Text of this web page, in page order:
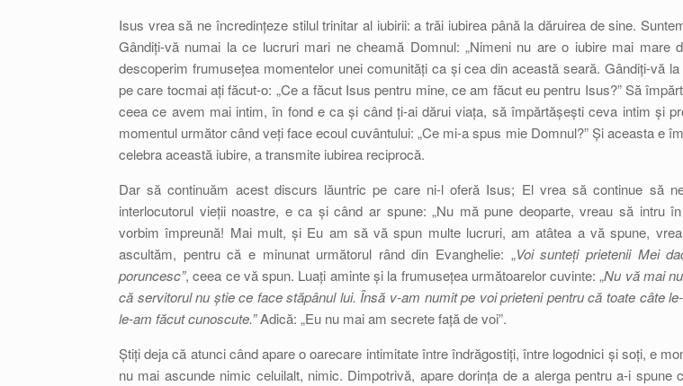
Isus vrea să ne încredințeze stilul trinitar al iubirii: a trăi iubirea până la dăruirea de sine.
Gândiți-vă numai la ce lucruri mari ne cheamă Domnul: „Nimeni nu are o iubire mai mare
descoperim frumusețea momentelor unei comunități ca și cea din această seară. Gândiți-vă
pe care tocmai ați făcut-o: „Ce a făcut Isus pentru mine, ce am făcut eu pentru Isus?” Să
ceea ce avem mai intim, în fond e ca și când ți-ai dărui viața, să împărtășești ceva intim și
momentul următor când veți face ecoul cuvântului: „Ce mi-a spus mie Domnul?” Și aceasta e
celebra această iubire, a transmite iubirea reciprocă.
Dar să continuăm acest discurs lăuntric pe care ni-l oferă Isus; El vrea să continue să
interlocutorul vieții noastre, e ca și când ar spune: „Nu mă pune deoparte, vreau să intru
vorbim împreună! Mai mult, și Eu am să vă spun multe lucruri, am atâtea a vă spune,
ascultăm, pentru că e minunat următorul rând din Evanghelie: „Voi sunteți prietenii Mei
poruncesc”, ceea ce vă spun. Luați aminte și la frumusețea următoarelor cuvinte: „Nu vă mai
că servitorul nu știe ce face stăpânul lui. Însă v-am numit pe voi prieteni pentru că toate câte
le-am făcut cunoscute.”Adică: „Eu nu mai am secrete față de voi”.
Știți deja că atunci când apare o oarecare intimitate între îndrăgostiți, între logodnici și soți, e
nu mai ascunde nimic celuilalt, nimic. Dimpotrivă, apare dorința de a alerga pentru a-i spune